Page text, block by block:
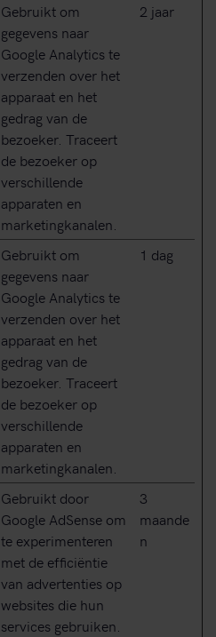
Gebruikt om
gegevens naar
Google Analytics te
verzenden over het
apparaat en het
gedrag van de
bezoeker. Traceert
de bezoeker op
verschillende
apparaten en
marketingkanalen.
2 jaar
Gebruikt om
gegevens naar
Google Analytics te
verzenden over het
apparaat en het
gedrag van de
bezoeker. Traceert
de bezoeker op
verschillende
apparaten en
marketingkanalen.
1 dag
Gebruikt door
Google AdSense om
te experimenteren
met de efficiëntie
van advertenties op
websites die hun
services gebruiken.
3
maande
n